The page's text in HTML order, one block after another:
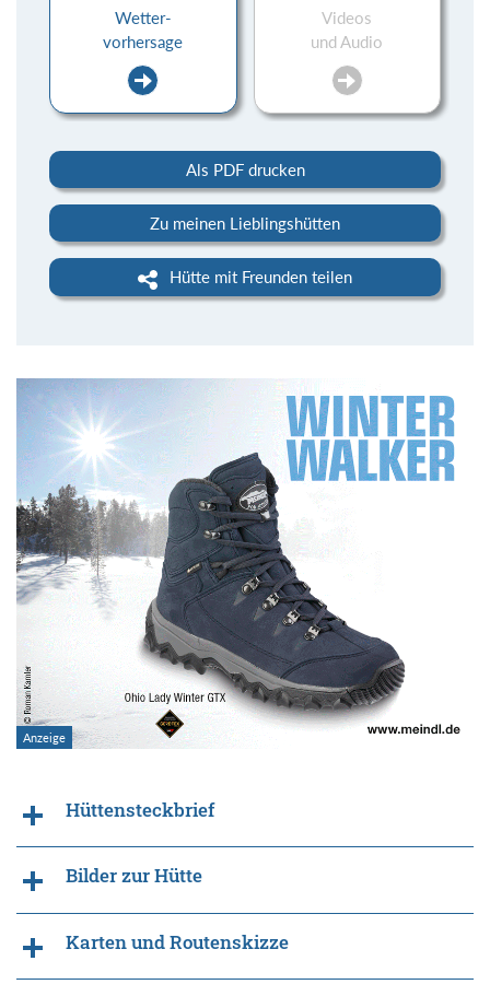
Wetter-
vorhersage
Videos
und Audio
Als PDF drucken
Zu meinen Lieblingshütten
Hütte mit Freunden teilen
Hüttensteckbrief
Bilder zur Hütte
Karten und Routenskizze